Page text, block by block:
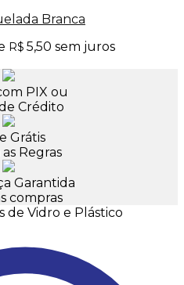
Branca
R$ 5,50 sem juros
PIX ou
Crédito
Grátis
Regras
Garantida
compras